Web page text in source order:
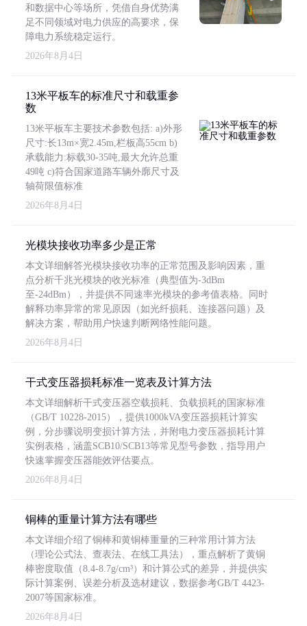
和数据中心等场所，凭借自身优势满
足不同领域对电力供应的高要求，保
障电力系统稳定运行。
2026年8月4日
13米平板车的标准尺寸和载重参
数
13米平板车主要技术参数包括: a)外形
尺寸:长13m×宽2.45m,栏板高55cm b)
承载能力:标载30-35吨,最大允许总重
49吨 c)符合国家道路车辆外廓尺寸及
轴荷限值标准
2026年8月4日
光模块接收功率多少是正常
本文详细解答光模块接收功率的正常范围及影响因素，重
点分析千兆光模块的收光标准（典型值为-3dBm
至-24dBm），并提供不同速率光模块的参考值表格。同时
解释功率异常的常见原因（如光纤损耗、连接器问题）及
解决方案，帮助用户快速判断网络性能问题。
2026年8月4日
干式变压器损耗标准一览表及计算方法
本文详细解析干式变压器空载损耗、负载损耗的国家标准
（GB/T 10228-2015），提供1000kVA变压器损耗计算实
例，分步骤说明变损计算方法，并附电力变压器损耗计算
实例表格，涵盖SCB10/SCB13等常见型号参数，指导用户
快速掌握变压器能效评估要点。
2026年8月4日
铜棒的重量计算方法有哪些
本文详细介绍了铜棒和黄铜棒重量的三种常用计算方法
（理论公式法、查表法、在线工具法），重点解析了黄铜
棒密度取值（8.4-8.7g/cm³）和计算公式的差异，并提供实
际计算案例、误差分析及选材建议，数据参考GB/T 4423-
2007等国家标准。
2026年8月4日